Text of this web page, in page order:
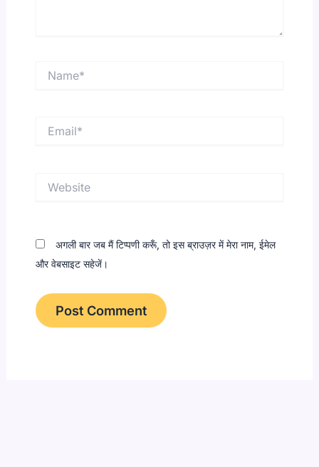
अगली बार जब मैं टिप्पणी करूँ, तो इस ब्राउज़र में मेरा नाम, ईमेल
और वेबसाइट सहेजें।